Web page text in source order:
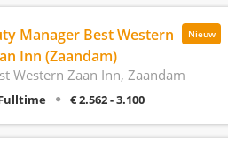
Nieuw
Manager Best Western
Inn (Zaandam)
Western Zaan Inn, Zaandam
€ 2.562 - 3.100